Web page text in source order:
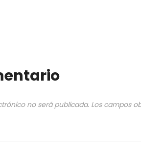
no será publicada. Los campos